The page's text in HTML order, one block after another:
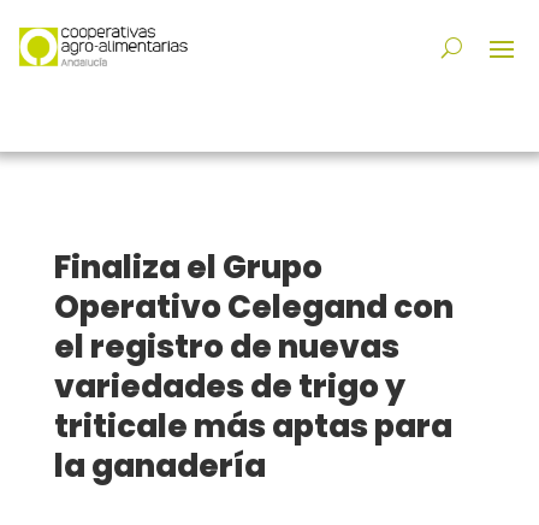
Finaliza el Grupo
Operativo Celegand con
el registro de nuevas
variedades de trigo y
triticale más aptas para
la ganadería